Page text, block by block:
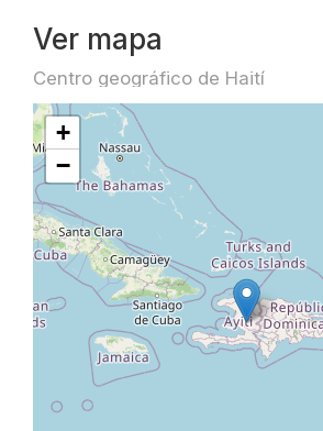
Ver mapa
Centro geográfico de Haití
+
−